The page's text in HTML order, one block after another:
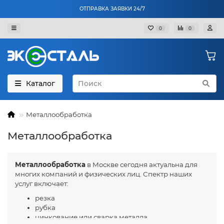
ОТПРАВКА ЗАЯВКИ 24/7
0 0
Каталог
Металлообработка
Металлообработка
Металлообработка в Москве сегодня актуальна для
многих компаний и физических лиц. Спектр наших
услуг включает:
резка
рубка
цинкование или сварка металла